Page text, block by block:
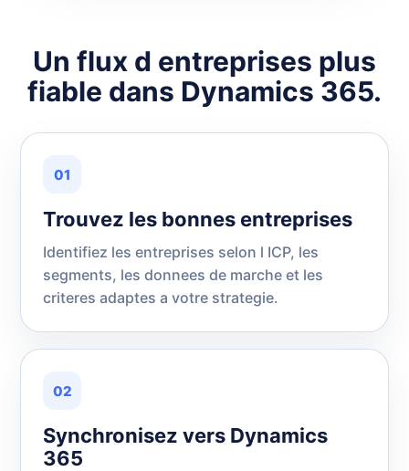
Un flux d entreprises plus
fiable dans Dynamics 365.
01
Trouvez les bonnes entreprises
Identifiez les entreprises selon l ICP, les
segments, les donnees de marche et les
criteres adaptes a votre strategie.
02
Synchronisez vers Dynamics
365